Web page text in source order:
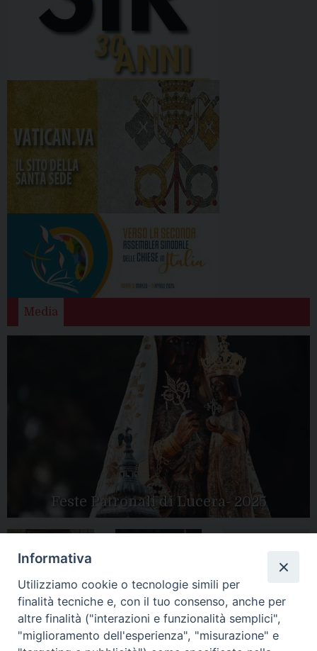
Media
Feste Patronali di Lucera- 2025
Apertura Anno
Peregrinatio
Mariae in Diocesi
Tutte le gallery
Informativa
Utilizziamo cookie o tecnologie simili per
finalità tecniche e, con il tuo consenso, anche per
altre finalità ("interazioni e funzionalità semplici",
"miglioramento dell'esperienza", "misurazione" e